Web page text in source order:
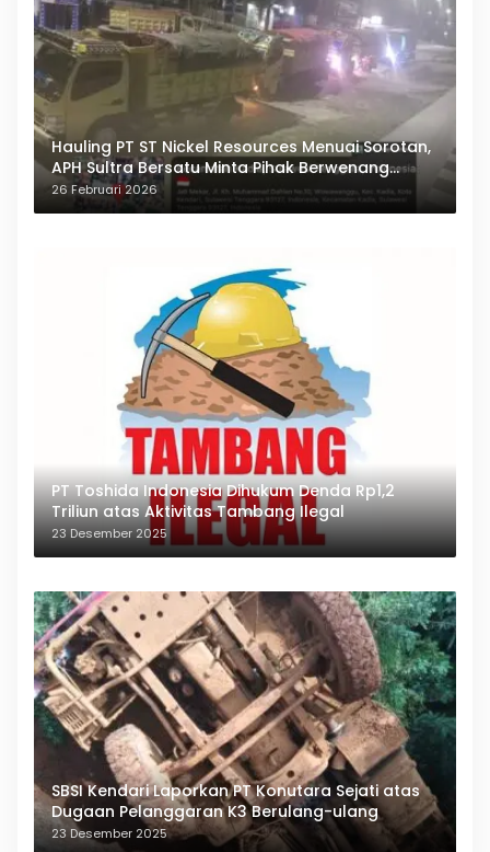
Hauling PT ST Nickel Resources Menuai Sorotan,
APH Sultra Bersatu Minta Pihak Berwenang
Bertindak
26 Februari 2026
PT Toshida Indonesia Dihukum Denda Rp1,2
Triliun atas Aktivitas Tambang Ilegal
23 Desember 2025
SBSI Kendari Laporkan PT Konutara Sejati atas
Dugaan Pelanggaran K3 Berulang-ulang
23 Desember 2025